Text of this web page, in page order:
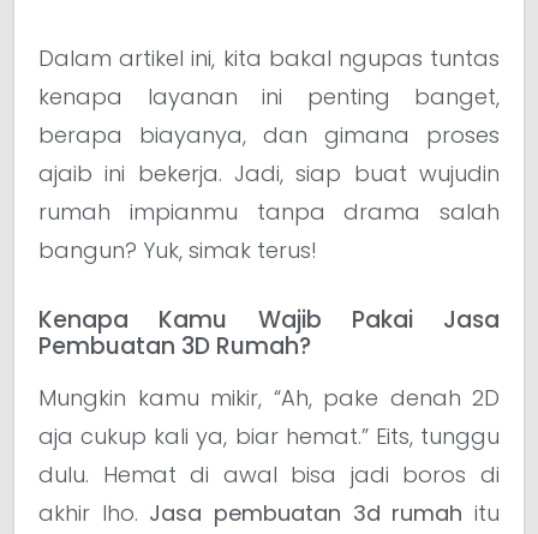
Dalam artikel ini, kita bakal ngupas tuntas
kenapa layanan ini penting banget,
berapa biayanya, dan gimana proses
ajaib ini bekerja. Jadi, siap buat wujudin
rumah impianmu tanpa drama salah
bangun? Yuk, simak terus!
Kenapa Kamu Wajib Pakai Jasa
Pembuatan 3D Rumah?
Mungkin kamu mikir, “Ah, pake denah 2D
aja cukup kali ya, biar hemat.” Eits, tunggu
dulu. Hemat di awal bisa jadi boros di
akhir lho. Jasa pembuatan 3d rumah itu